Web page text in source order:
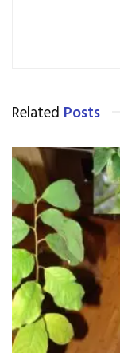
Related Posts